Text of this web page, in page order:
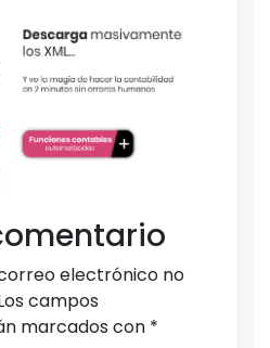
electrónico no
campos
marcados con *